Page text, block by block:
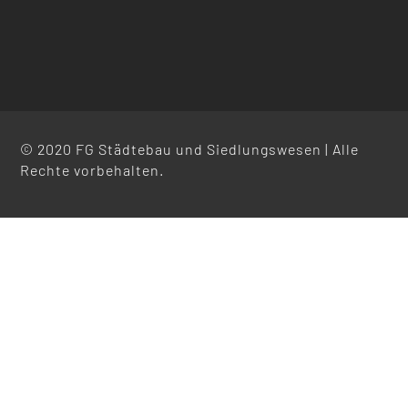
© 2020 FG Städtebau und Siedlungswesen | Alle
Rechte vorbehalten.